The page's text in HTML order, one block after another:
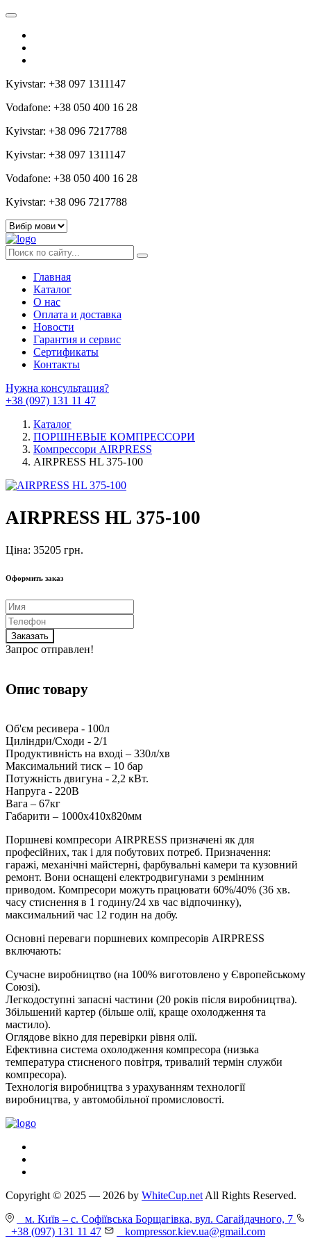
Kyivstar: +38 097 1311147
Vodafone: +38 050 400 16 28
Kyivstar: +38 096 7217788
Kyivstar: +38 097 1311147
Vodafone: +38 050 400 16 28
Kyivstar: +38 096 7217788
Главная
Каталог
О нас
Оплата и доставка
Новости
Гарантия и сервис
Сертификаты
Контакты
Нужна консультация?
+38 (097) 131 11 47
Каталог
ПОРШНЕВЫЕ КОМПРЕССОРИ
Компрессори AIRPRESS
AIRPRESS HL 375-100
AIRPRESS HL 375-100
Ціна: 35205 грн.
Оформить заказ
Заказать
Запрос отправлен!
Опис товару
Об'єм ресивера - 100л
Циліндри/Сходи - 2/1
Продуктивність на вході – 330л/хв
Максимальний тиск – 10 бар
Потужність двигуна - 2,2 кВт.
Напруга - 220В
Вага – 67кг
Габарити – 1000х410х820мм
Поршневі компресори AIRPRESS призначені як для
професійних, так і для побутових потреб. Призначення:
гаражі, механічні майстерні, фарбувальні камери та кузовний
ремонт. Вони оснащені електродвигунами з ремінним
приводом. Компресори можуть працювати 60%/40% (36 хв.
часу стиснення в 1 годину/24 хв час відпочинку),
максимальний час 12 годин на добу.
Основні переваги поршневих компресорів AIRPRESS
включають:
Сучасне виробництво (на 100% виготовлено у Європейському
Союзі).
Легкодоступні запасні частини (20 років після виробництва).
Збільшений картер (більше олії, краще охолодження та
мастило).
Оглядове вікно для перевірки рівня олії.
Ефективна система охолодження компресора (низька
температура стисненого повітря, тривалий термін служби
компресора).
Технологія виробництва з урахуванням технології
виробництва, у автомобільної промисловості.
Copyright © 2025 — 2026 by WhiteCup.netAll Rights Reserved.
м. Київ – с. Софіївська Борщагівка, вул. Сагайдачного, 7
+38 (097) 131 11 47
kompressor.kiev.ua@gmail.com